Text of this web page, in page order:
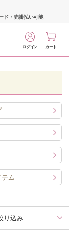
ド・売掛払い可能
ログイン カート
テム
り込み